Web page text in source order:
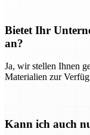
Bietet Ihr
an?
Ja, wir stellen Ihnen
Materialien zur
Kann ich auch